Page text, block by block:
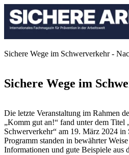
Sichere Wege im Schwerverkehr -
Sichere Wege im
Die letzte Veranstaltung im Rahmen
„Komm gut an!“ fand unter dem Titel
Schwerverkehr“ am 19. März 2024 in
Programm standen in bewährter
Informationen und gute Beispiele aus